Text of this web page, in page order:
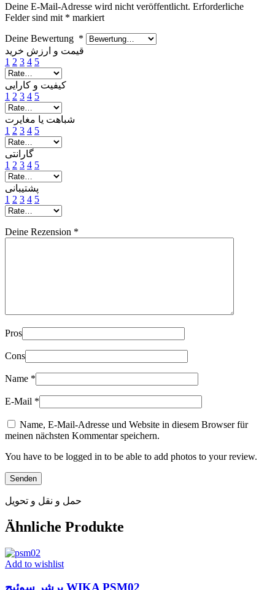
Deine E-Mail-Adresse wird nicht veröffentlicht. Erforderliche
Felder sind mit * markiert
Deine Bewertung *
قیمت و ارزش خرید
1 2 3 4 5
کیفیت و کارایی
1 2 3 4 5
شباهت یا مغایرت
1 2 3 4 5
گارانتی
1 2 3 4 5
پشتیبانی
1 2 3 4 5
Deine Rezension *
Pros
Cons
Name *
E-Mail *
Name, E-Mail-Adresse und Website in diesem Browser für
meinen nächsten Kommentar speichern.
You have to be logged in to be able to add photos to your review.
حمل و نقل و تحویل
Ähnliche Produkte
Add to wishlist